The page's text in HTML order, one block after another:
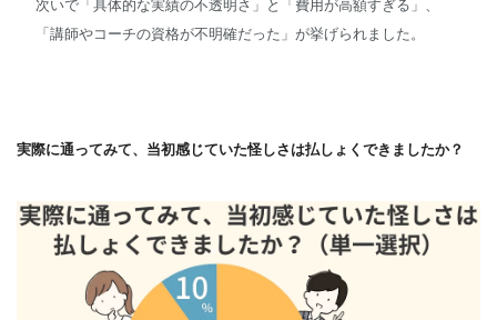
次いで「具体的な実績の不透明さ」と「費用が高額すぎる」、
「講師やコーチの資格が不明確だった」が挙げられました。
実際に通ってみて、当初感じていた怪しさは払しょくできましたか？